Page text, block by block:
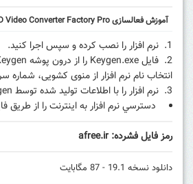
آموزش فعالسازی WonderFox HD Video Converter Factory Pro:
نرم افزار را نصب کرده و سپس اجرا کنید.
انتخاب نام نرم افزار از منوی کشویی، شماره
نرم افزار را با اطلاعات تولید شده توسط Keygen رجیستر کنید.
دسترسي نرم افزار به اينترنت را از طريق
رمز فایل فشرده: afree.ir
دانلود نسخه 19.1 - 87 مگابایت